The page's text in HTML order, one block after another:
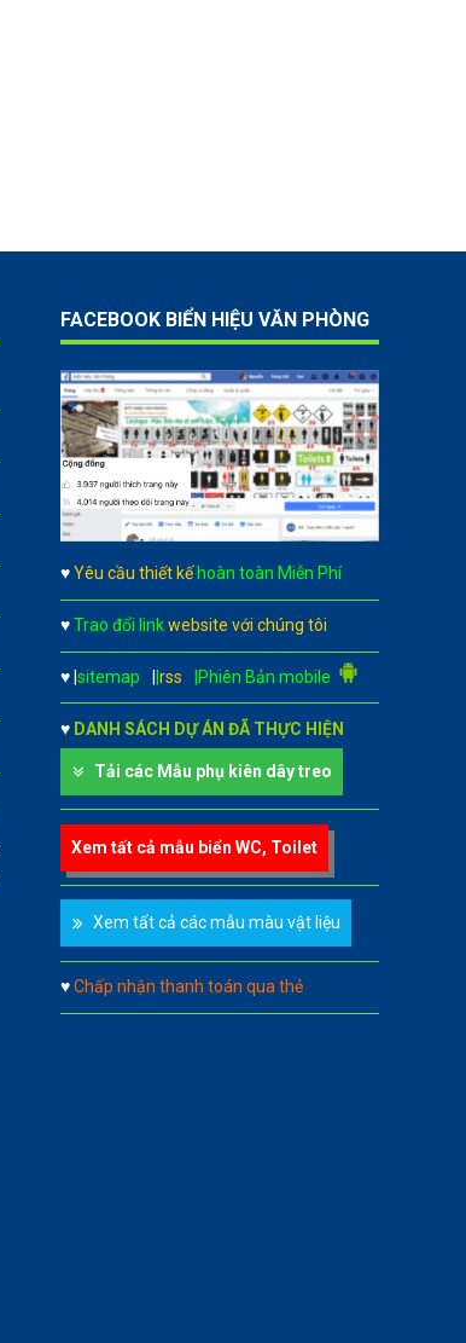
FACEBOOK BIỂN HIỆU VĂN PHÒNG
♥Yêu cầu thiết kế hoàn toàn Miễn Phí
♥Trao đổi linkwebsite với chúng tôi
♥ sitemap rss |Phiên Bản mobile
♥ DANH SÁCH DỰ ÁN ĐÃ THỰC HIỆN
Tải các Mẫu phụ kiên dây treo
Xem tất cả mẫu biển WC, Toilet
Xem tất cả các mẫu màu vật liệu
♥Chấp nhận thanh toán qua thẻ